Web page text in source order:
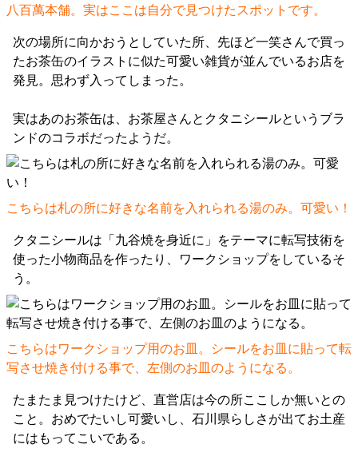
八百萬本舗。実はここは自分で見つけたスポットです。
次の場所に向かおうとしていた所、先ほど一笑さんで買っ
たお茶缶のイラストに似た可愛い雑貨が並んでいるお店を
発見。思わず入ってしまった。
実はあのお茶缶は、お茶屋さんとクタニシールというブラ
ンドのコラボだったようだ。
こちらは札の所に好きな名前を入れられる湯のみ。可愛い！
クタニシールは「九谷焼を身近に」をテーマに転写技術を
使った小物商品を作ったり、ワークショップをしているそ
う。
こちらはワークショップ用のお皿。シールをお皿に貼って転
写させ焼き付ける事で、左側のお皿のようになる。
たまたま見つけたけど、直営店は今の所ここしか無いとの
こと。おめでたいし可愛いし、石川県らしさが出てお土産
にはもってこいである。